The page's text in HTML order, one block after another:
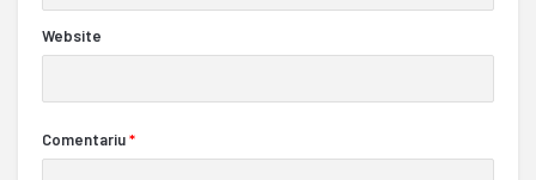
Website
Comentariu*